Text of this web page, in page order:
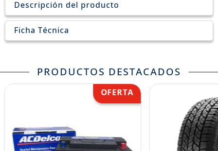
Descripción del producto
Ficha Técnica
PRODUCTOS DESTACADOS